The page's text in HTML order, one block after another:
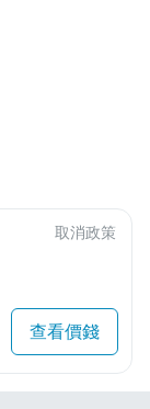
取消政策
查看價錢